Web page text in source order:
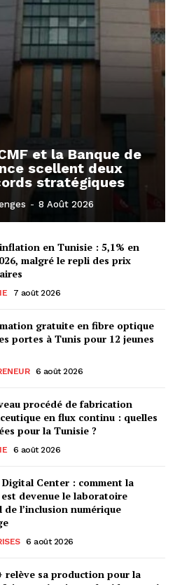
et la Banque de
scellent deux
stratégiques
- 8 Août 2026
en Tunisie : 5,1% en
malgré le repli des prix
7 août 2026
gratuite en fibre optique
portes à Tunis pour 12 jeunes
6 août 2026
procédé de fabrication
en flux continu : quelles
pour la Tunisie ?
6 août 2026
Digital Center : comment la
devenue le laboratoire
de l’inclusion numérique
6 août 2026
relève sa production pour la